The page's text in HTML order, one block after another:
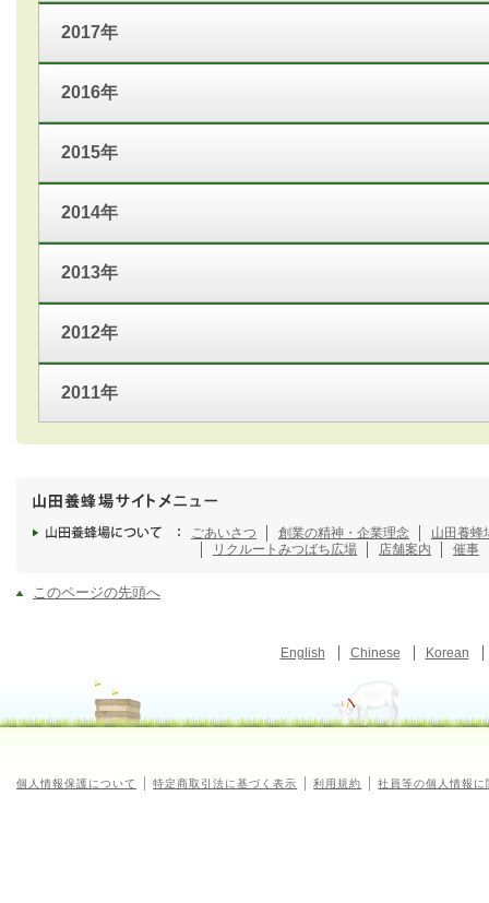
2017年
2016年
2015年
2014年
2013年
2012年
2011年
ごあいさつ 創業の精神・企業理念
山田養蜂
リクルート みつばち広場 店舗案内 催事
このページの先頭へ
English Chinese Korean
個人情報保護について 特定商取引法に基づく表示 利用規約 社員等の個人情報